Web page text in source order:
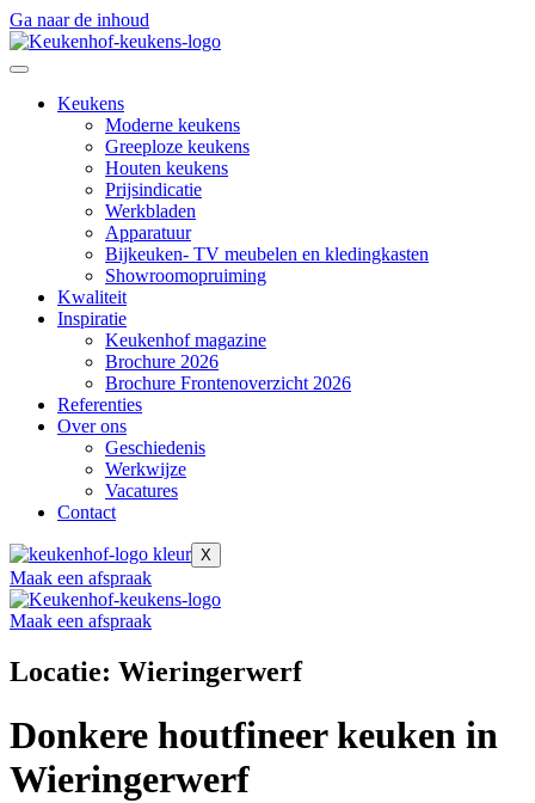
Ga naar de inhoud
Keukens
Moderne keukens
Greeploze keukens
Houten keukens
Prijsindicatie
Werkbladen
Apparatuur
Bijkeuken- TV meubelen en kledingkasten
Showroomopruiming
Kwaliteit
Inspiratie
Keukenhof magazine
Brochure 2026
Brochure Frontenoverzicht 2026
Referenties
Over ons
Geschiedenis
Werkwijze
Vacatures
Contact
X
Maak een afspraak
Maak een afspraak
Locatie: Wieringerwerf
Donkere houtfineer keuken in
Wieringerwerf